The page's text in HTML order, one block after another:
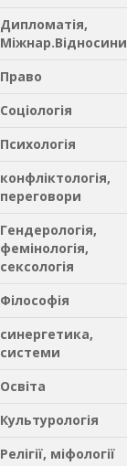
Дипломатія,
Міжнар.Відносини
Право
Соціологія
Психологія
конфліктологія,
переговори
Гендерологія,
фемінологія,
сексологія
Філософія
синергетика,
системи
Освіта
Культурологія
Релігії, міфології